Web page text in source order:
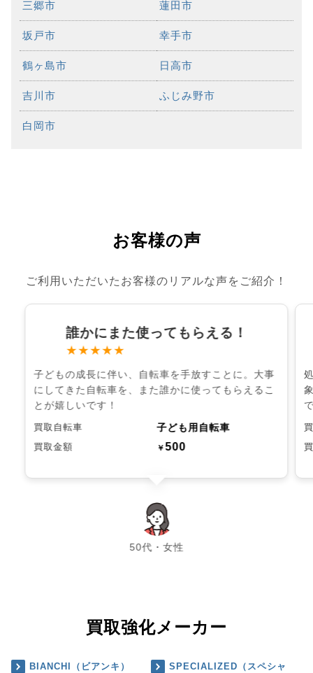
三郷市 蓮田市
坂戸市 幸手市
鶴ヶ島市 日高市
吉川市 ふじみ野市
白岡市
お客様の声
ご利用いただいたお客様のリアルな声をご紹介！
誰かにまた使ってもらえる！
★★★★★
子どもの成長に伴い、自転車を手放すことに。大事
にしてきた自転車を、また誰かに使ってもらえるこ
とが嬉しいです！
買取自転車 子ども用自転車
買取金額 ￥500
50代・女性
chevron_left chevron_right
買取強化メーカー
BIANCHI（ビアンキ）
SPECIALIZED（スペシャ